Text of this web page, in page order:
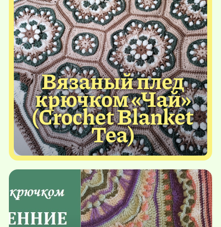
Вязаный плед
крючком «Чай»
(Crochet Blanket
Tea)